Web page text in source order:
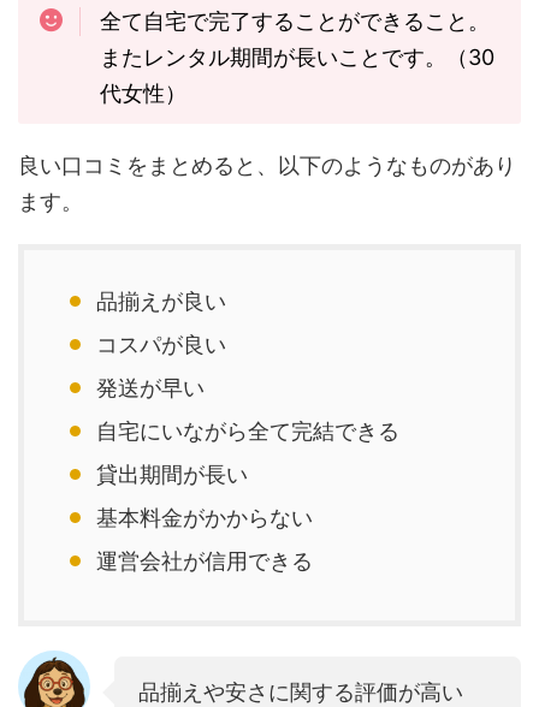
全て自宅で完了することができること。
またレンタル期間が長いことです。（30
代女性）
良い口コミをまとめると、以下のようなものがあり
ます。
品揃えが良い
コスパが良い
発送が早い
自宅にいながら全て完結できる
貸出期間が長い
基本料金がかからない
運営会社が信用できる
品揃えや安さに関する評価が高い